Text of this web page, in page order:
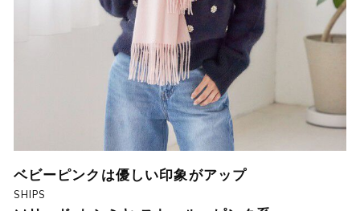
ベビーピンクは優しい印象がアップ
SHIPS